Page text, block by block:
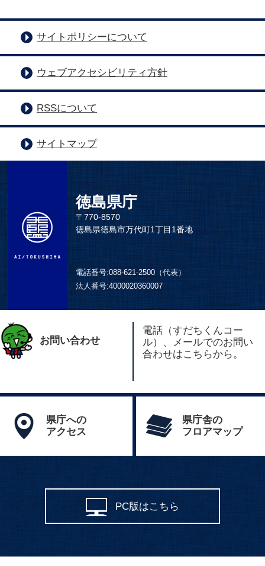
サイトポリシーについて
ウェブアクセシビリティ方針
RSSについて
サイトマップ
徳島県庁
〒770-8570
徳島県徳島市万代町1丁目1番地
電話番号:088-621-2500（代表）
法人番号:4000020360007
お問い合わせ
電話（すだちくんコー
ル）、メールでのお問い
合わせはこちらから。
県庁への
アクセス
県庁舎の
フロアマップ
PC版はこちら